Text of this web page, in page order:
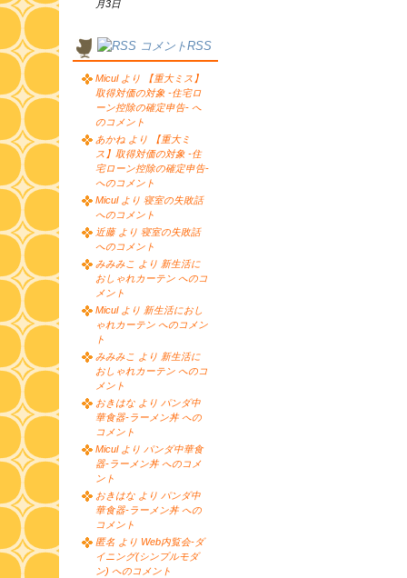
月3日
コメントRSS
Micul より 【重大ミス】
取得対価の対象 -住宅ロ
ーン控除の確定申告- へ
のコメント
あかね より 【重大ミ
ス】取得対価の対象 -住
宅ローン控除の確定申告-
へのコメント
Micul より 寝室の失敗話
へのコメント
近藤 より 寝室の失敗話
へのコメント
みみみこ より 新生活に
おしゃれカーテン へのコ
メント
Micul より 新生活におし
ゃれカーテン へのコメン
ト
みみみこ より 新生活に
おしゃれカーテン へのコ
メント
おきはな より パンダ中
華食器-ラーメン丼 への
コメント
Micul より パンダ中華食
器-ラーメン丼 へのコメ
ント
おきはな より パンダ中
華食器-ラーメン丼 への
コメント
匿名 より Web内覧会-ダ
イニング(シンプルモダ
ン) へのコメント